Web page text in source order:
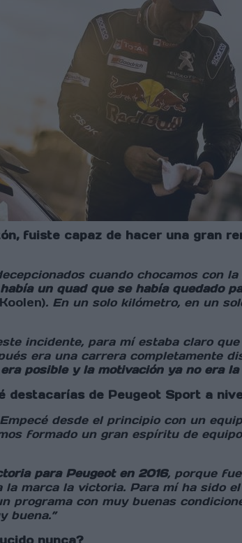
fuiste capaz de hacer una gran
cuando chocamos con
un quad que se había quedado
. En un solo kilómetro, en un
incidente, para mí estaba claro
era una carrera completamente
posible y la motivación ya no era la
destacarías de Peugeot Sport a
desde el principio con un
formado un gran espíritu de
para Peugeot en 2016, porque
marca la victoria. Para mí ha sido
programa con muy buenas
buena.”